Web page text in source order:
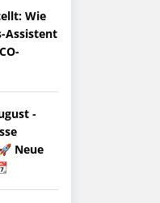
Wie
Assistent
-
Neue